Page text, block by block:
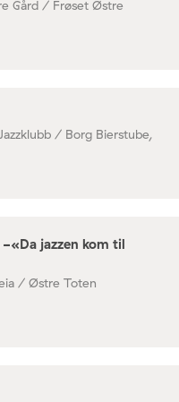
Gård / Frøset Østre
/ Borg Bierstube,
«Da jazzen kom til
/ Østre Toten